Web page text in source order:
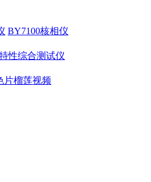
BY7100核相仪
性综合测试仪
片榴莲视频